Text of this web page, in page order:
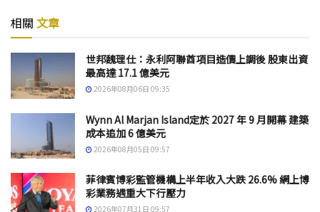
相關 文章
世邦魏理仕：永利阿聯酋項目造價上調後 股東出資
最高達 17.1 億美元
2026年08月06日 09:35
Wynn Al Marjan Island定於 2027 年 9 月開幕 建築
成本追加 6 億美元
2026年08月05日 09:57
菲律賓博彩監管機構上半年收入大跌 26.6% 網上博
彩業務遇重大下行壓力
2026年07月31日 09:57